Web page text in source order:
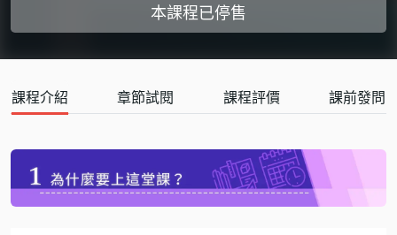
本課程已停售
課程介紹 章節試閱 課程評價 課前發問